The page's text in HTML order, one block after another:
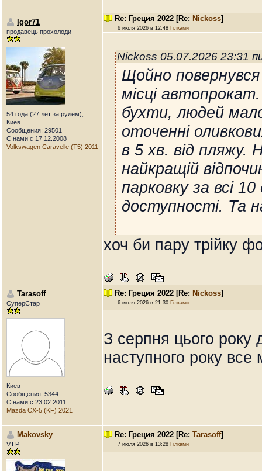
Igor71
продавець прохолоди
54 года (27 лет за рулем),
Киев
Сообщения: 29501
С нами с 17.12.2008
Volkswagen Caravelle (T5) 2011
Re: Греция 2022 [Re: Nickoss]
6 июля 2026 в 12:48 Гілками
Nickoss 05.07.2026 23:31
Щойно
місці
бухти, людей
оточенні
в 5 хв. від пляжу.
найкращій
парковку за всі
доступності. Та
хоч би пару трійку
Tarasoff
СуперСтар
Киев
Сообщения: 5344
С нами с 23.02.2011
Mazda CX-5 (KF) 2021
Re: Греция 2022 [Re: Nickoss]
6 июля 2026 в 21:30 Гілками
З серпня цього року
наступного року
Makovsky
V.I.P
Re: Греция 2022 [Re: Tarasoff]
7 июля 2026 в 13:28 Гілками